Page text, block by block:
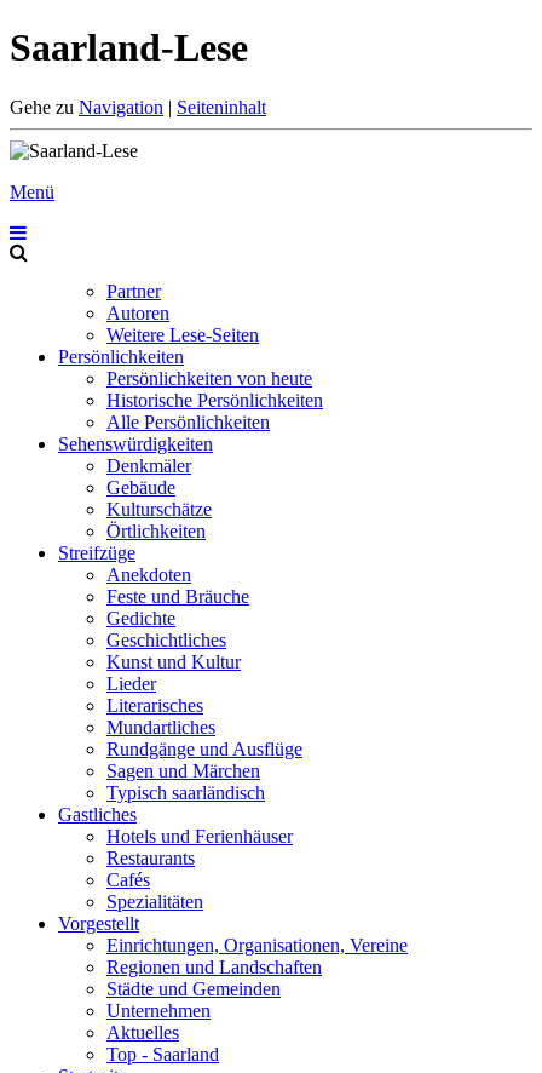
Saarland-Lese
Gehe zu Navigation | Seiteninhalt
Menü
Partner
Autoren
Weitere Lese-Seiten
Persönlichkeiten
Persönlichkeiten von heute
Historische Persönlichkeiten
Alle Persönlichkeiten
Sehenswürdigkeiten
Denkmäler
Gebäude
Kulturschätze
Örtlichkeiten
Streifzüge
Anekdoten
Feste und Bräuche
Gedichte
Geschichtliches
Kunst und Kultur
Lieder
Literarisches
Mundartliches
Rundgänge und Ausflüge
Sagen und Märchen
Typisch saarländisch
Gastliches
Hotels und Ferienhäuser
Restaurants
Cafés
Spezialitäten
Vorgestellt
Einrichtungen, Organisationen, Vereine
Regionen und Landschaften
Städte und Gemeinden
Unternehmen
Aktuelles
Top - Saarland